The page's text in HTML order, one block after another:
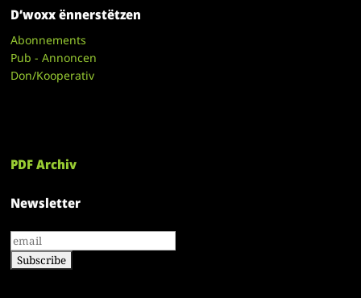
D’woxx ënnerstëtzen
Abonnements
Pub - Annoncen
Don/Kooperativ
PDF Archiv
Newsletter